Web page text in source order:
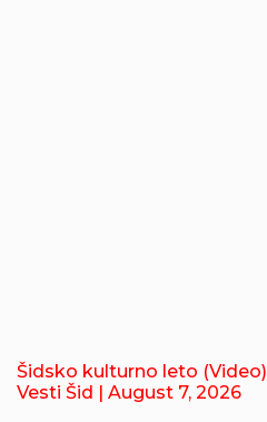
Šidsko kulturno leto (Video)
Vesti Šid | August 7, 2026